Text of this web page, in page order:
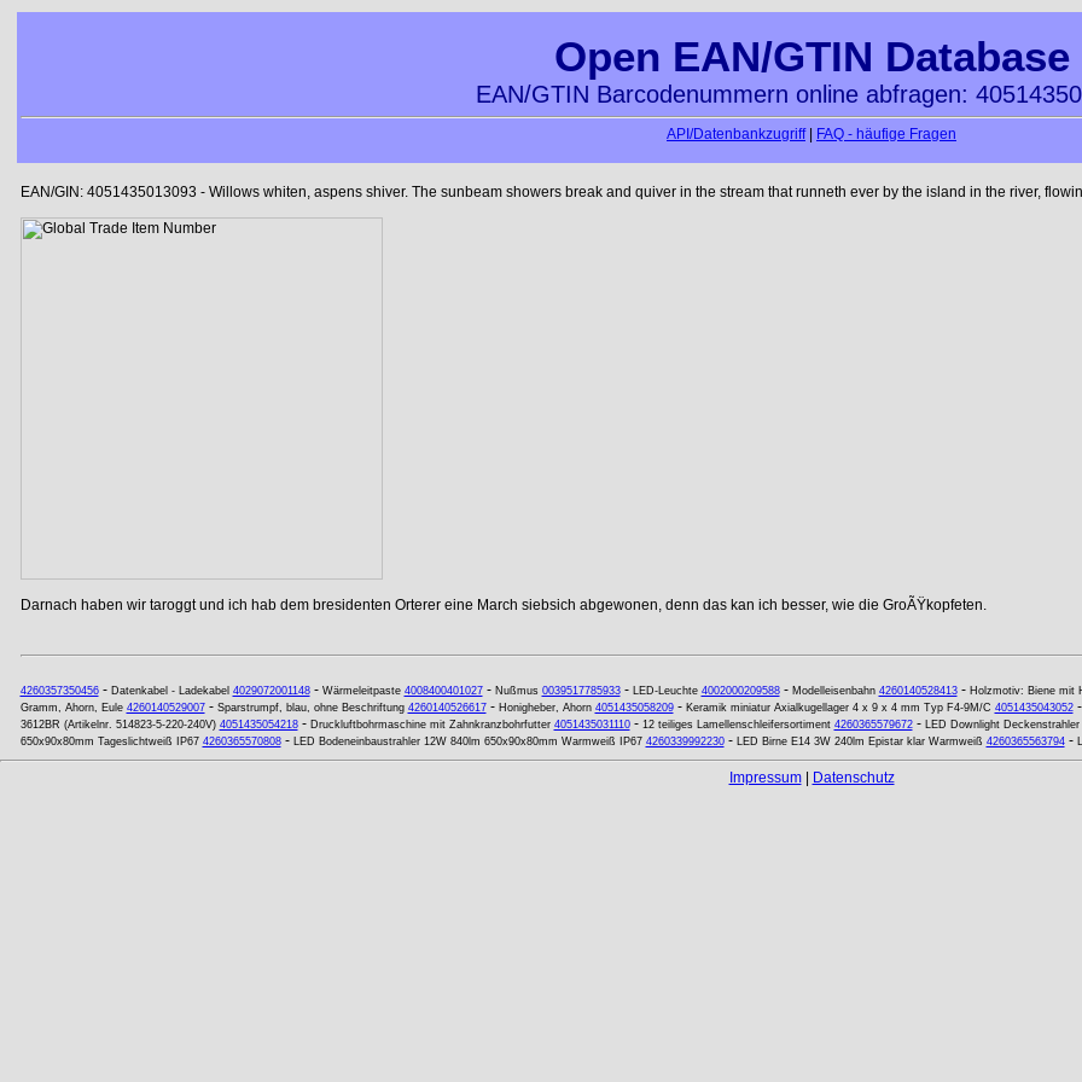
Open EAN/GTIN Database
EAN/GTIN Barcodenummern online abfragen:
API/Datenbankzugriff| FAQ - häufige Fragen
EAN/GIN: 4051435013093 - Willows whiten, aspens shiver. The sunbeam showers break and quiver in the stream that runneth ever by the island in the river,
Darnach haben wir taroggt und ich hab dem bresidenten Orterer eine March siebsich abgewonen, denn das kan ich besser, wie die GroÃŸkopfeten.
4260357350456- Datenkabel - Ladekabel 4029072001148- Wärmeleitpaste 4008400401027- Nußmus 0039517785933- LED-Leuchte 4002000209588- Modelleisenbahn 4260140528413- Holzmotiv: Biene mit
Gramm, Ahorn, Eule 4260140529007- Sparstrumpf, blau, ohne Beschriftung 4260140526617- Honigheber, Ahorn 4051435058209- Keramik miniatur Axialkugellager 4 x 9 x 4 mm Typ F4-9M/C 4051435043052-
3612BR (Artikelnr. 514823-5-220-240V) 4051435054218- Druckluftbohrmaschine mit Zahnkranzbohrfutter 4051435031110- 12 teiliges Lamellenschleifersortiment 4260365579672- LED Downlight
650x90x80mm Tageslichtweiß IP67 4260365570808- LED Bodeneinbaustrahler 12W 840lm 650x90x80mm Warmweiß IP67 4260339992230- LED Birne E14 3W 240lm Epistar klar Warmweiß 4260365563794-
Impressum| Datenschutz